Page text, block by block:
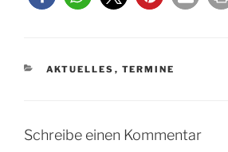
KATEGORIEN
AKTUELLES , TERMINE
Schreibe einen Kommentar